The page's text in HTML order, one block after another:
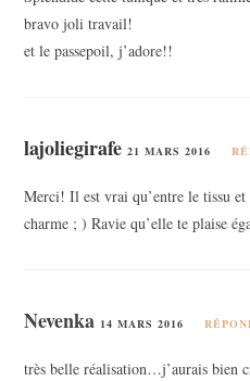
bravo joli travail!
et le passepoil, j’adore!!
lajoliegirafe 21 MARS 2016
Merci! Il est vrai qu’entre le tissu
charme ; ) Ravie qu’elle te plaise
Nevenka 14 MARS 2016
très belle réalisation…j’aurais bien